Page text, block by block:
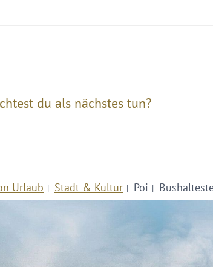
du als nächstes tun?
Urlaub Stadt & Kultur Poi